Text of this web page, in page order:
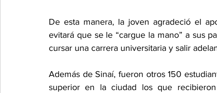
De esta manera, la joven agradeció el
evitará que se le “cargue la mano” a sus
cursar una carrera universitaria y salir
Además de Sinaí, fueron otros 150
superior en la ciudad los que